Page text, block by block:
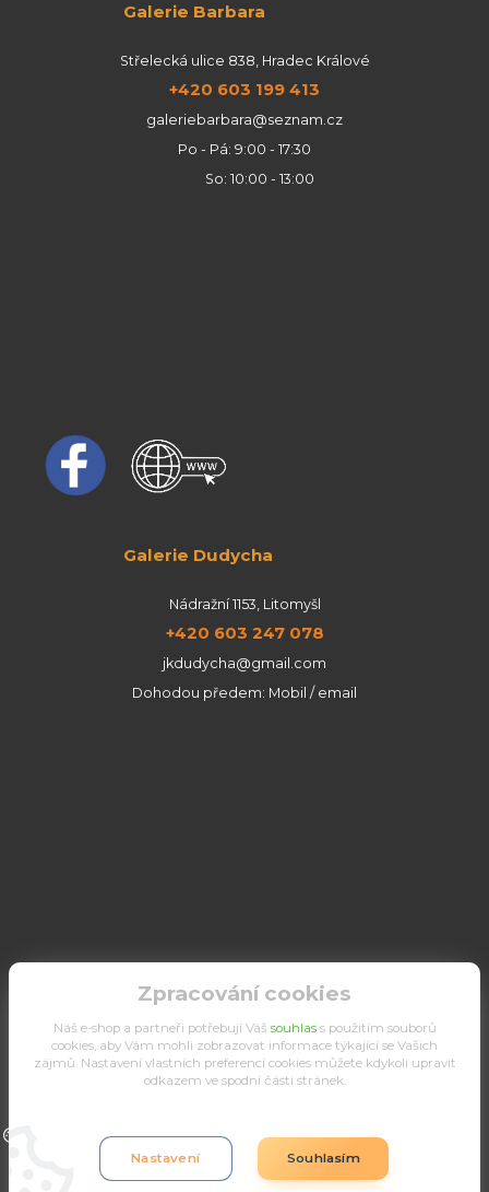
Galerie Barbara
Střelecká ulice 838, Hradec Králové
+420 603 199 413
galeriebarbara@seznam.cz
Po - Pá: 9:00 - 17:30
So: 10:00 - 13:00
Galerie Dudycha
Nádražní 1153, Litomyšl
+420 603 247 078
jkdudycha@gmail.com
Dohodou předem: Mobil / email
Upravit sběr cookies.
Zpracování cookies
Náš e-shop a partneři potřebují Váš souhlass použitím souborů
cookies, aby Vám mohli zobrazovat informace týkající se Vašich
zájmů. Nastavení vlastních preferencí cookies můžete kdykoli upravit
odkazem ve spodní části stránek.
Nastavení Souhlasím